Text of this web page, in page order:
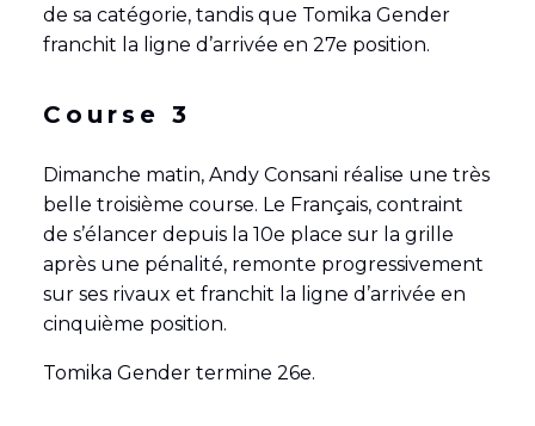
de sa catégorie, tandis que Tomika Gender
franchit la ligne d’arrivée en 27e position.
Course 3
Dimanche matin, Andy Consani réalise une très
belle troisième course. Le Français, contraint
de s’élancer depuis la 10e place sur la grille
après une pénalité, remonte progressivement
sur ses rivaux et franchit la ligne d’arrivée en
cinquième position.
Tomika Gender termine 26e.